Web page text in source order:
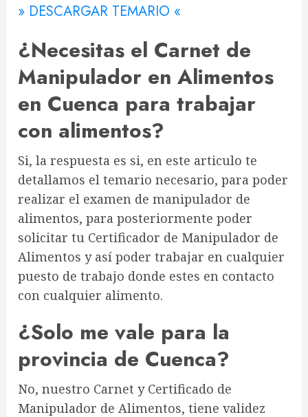
» DESCARGAR TEMARIO «
¿Necesitas el Carnet de
Manipulador en Alimentos
en Cuenca para trabajar
con alimentos?
Si, la respuesta es si, en este articulo te
detallamos el temario necesario, para poder
realizar el examen de manipulador de
alimentos, para posteriormente poder
solicitar tu Certificador de Manipulador de
Alimentos y así poder trabajar en cualquier
puesto de trabajo donde estes en contacto
con cualquier alimento.
¿Solo me vale para la
provincia de Cuenca?
No, nuestro Carnet y Certificado de
Manipulador de Alimentos, tiene validez